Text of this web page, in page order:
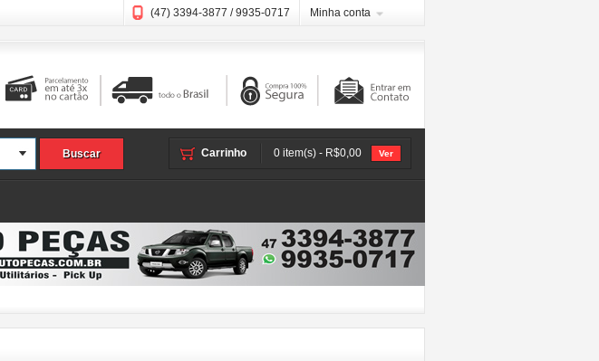
(47) 3394-3877 / 9935-0717 Minha conta
Buscar Carrinho 0 item(s) - R$0,00 Ver